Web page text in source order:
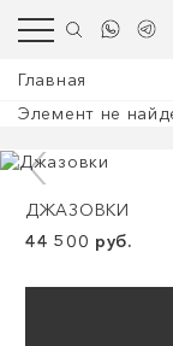
Главная
Элемент не
ДЖАЗОВКИ
44 500 руб.